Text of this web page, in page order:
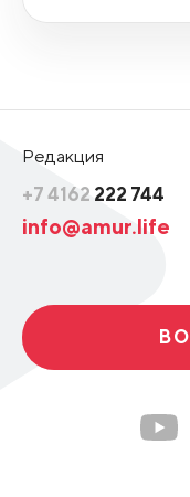
Редакция
+7 4162 222 744
info@amur.life